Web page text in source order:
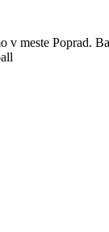
v meste Poprad.